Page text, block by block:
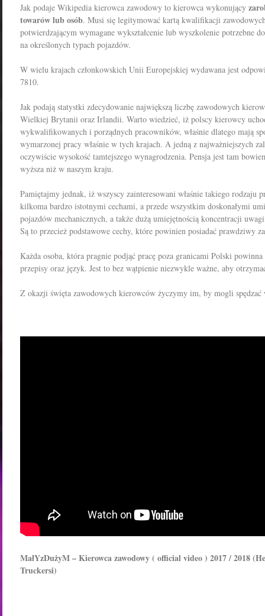
Jak podaje Wikipedia kierowca zawodowy to kierowca wykonujący
towarów lub osób. Musi się legitymować kartą kwalifikacji
potwierdzającym wymagane wykształcenie lub wyszkolenie potrzebne
na określonych typach pojazdów.
W wielu krajach członkowskich Unii Europejskiej wydawana jest
7810.
Jak podają statystki zdecydowanie największą liczbę zawodowych
Wielkiej Brytanii oraz Irlandii. Warto wiedzieć, iż polscy kierowcy
wykwalifikowanych i porządnych pracowników, właśnie dlatego mają
wymarzonej pracy właśnie w tych krajach. A jedną z najważniejszych
oczywiście wysokość tamtejszego wynagrodzenia. Pensja jest tam
wyższa niż w naszym kraju.
Pamiętajmy jednak, iż wszyscy zainteresowani właśnie takiego rodzaju
kilkoma bardzo istotnymi cechami, a przede wszystkim doskonałymi
pojazdów mechanicznych, a także dużą umiejętnością koncentracji
Są to przecież podstawowe cechy, które powinien posiadać prawdziwy
Każda osoba, która pragnie podjąć pracę poza granicami Polski
przepisy oraz język. Jest to bez wątpienie niezwykle ważne, aby
Z okazji święta zawodowych kierowców życzymy im, by mogli spędzać
MałYzDużyM – Kierowca zawodowy ( official video ) 2017 / 2018
Truckersi)